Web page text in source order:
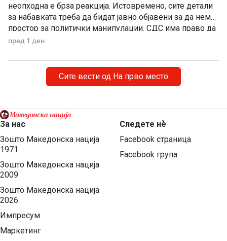
неопходна е брза реакција. Истовремено, сите детали
за набавката треба да бидат јавно објавени за да нема
простор за политички манипулации. СДС има право да
бара отчетност, но останува прашањето дали во ваква
чекаат да заврши тендерската постапка додека се
соочуваат […]
пред 1 ден
Сите вести од На прво место
За нас
Зошто Македонска нација
1971
Зошто Македонска нација
2009
Зошто Македонска нација
2026
Импресум
Маркетинг
Следете нѐ
Facebook страница
Facebook група